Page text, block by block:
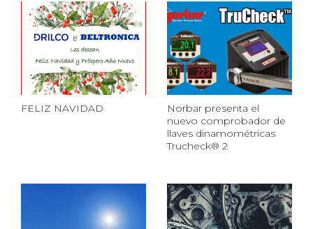
FELIZ NAVIDAD
Norbar presenta el
nuevo comprobador de
llaves dinamométricas
Trucheck® 2